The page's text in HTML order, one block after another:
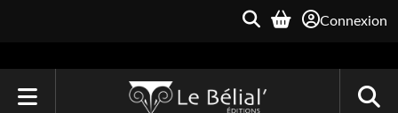
Connexion